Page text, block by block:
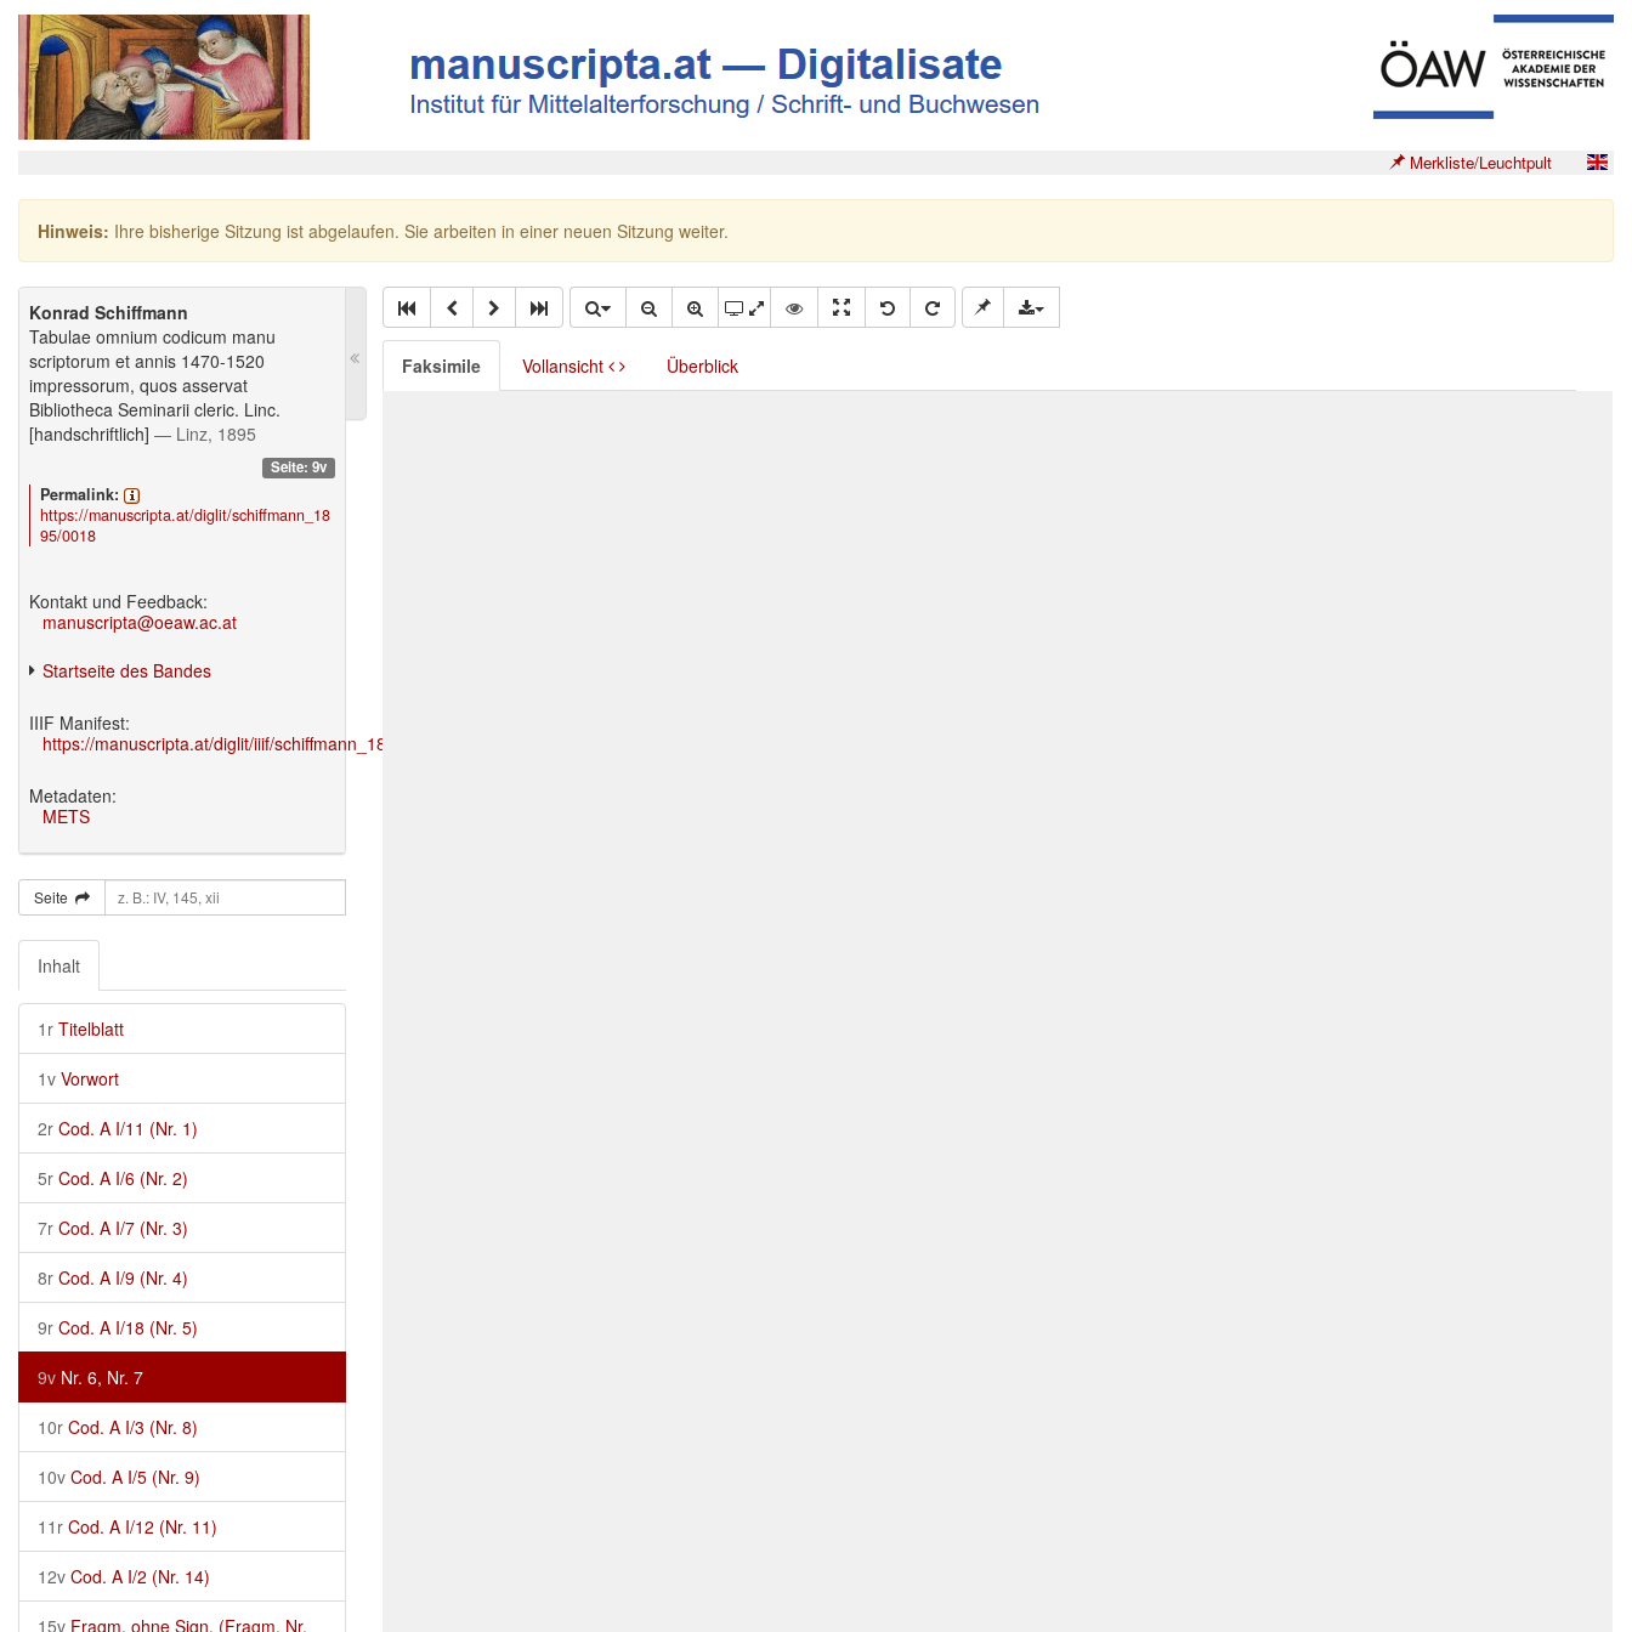
Merkliste/Leuchtpult
Hinweis: Ihre bisherige Sitzung ist abgelaufen. Sie arbeiten in einer neuen Sitzung weiter.
Konrad Schiffmann
Tabulae omnium codicum manu
scriptorum et annis 1470-1520
impressorum, quos asservat
Bibliotheca Seminarii cleric. Linc.
[handschriftlich] — Linz, 1895
Seite: 9v
Permalink:
https://manuscripta.at/diglit/schiffmann_18
95/0018
Kontakt und Feedback:
manuscripta@oeaw.ac.at
Startseite des Bandes
IIIF Manifest:
https://manuscripta.at/diglit/iiif/schiffmann_1895/manifest.json
Metadaten:
METS
Seite
Inhalt
1r Titelblatt
1v Vorwort
2r Cod. A I/11 (Nr. 1)
5r Cod. A I/6 (Nr. 2)
7r Cod. A I/7 (Nr. 3)
8r Cod. A I/9 (Nr. 4)
9r Cod. A I/18 (Nr. 5)
9v Nr. 6, Nr. 7
10r Cod. A I/3 (Nr. 8)
10v Cod. A I/5 (Nr. 9)
11r Cod. A I/12 (Nr. 11)
12v Cod. A I/2 (Nr. 14)
15v Fragm. ohne Sign. (Fragm. Nr.
Faksimile Vollansicht Überblick